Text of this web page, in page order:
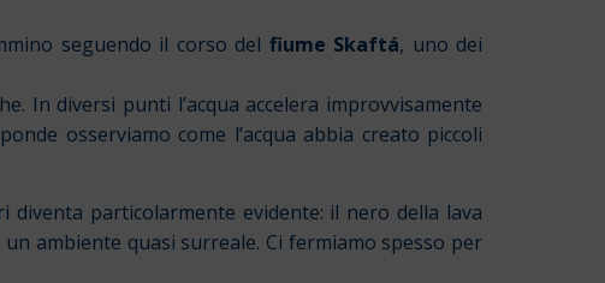
seguendo il corso del fiume Skaftá, uno dei
In diversi punti l’acqua accelera improvvisamente
osserviamo come l’acqua abbia creato piccoli
diventa particolarmente evidente: il nero della lava
ambiente quasi surreale. Ci fermiamo spesso per